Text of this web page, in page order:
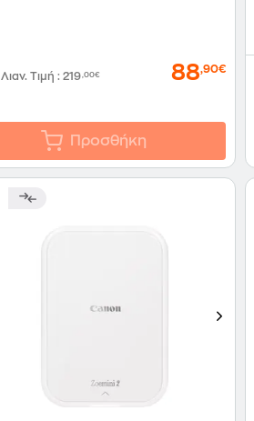
Τιμή : 219,00€ 88,90€
Προσθήκη